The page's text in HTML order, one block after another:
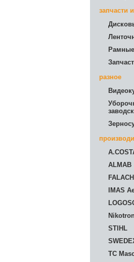
запчасти
разное
ALMAB
FALACH
IMAS
STIHL
TC